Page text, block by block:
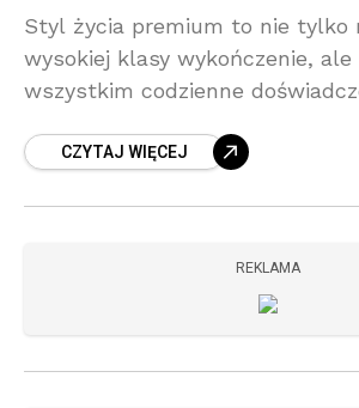
Styl życia premium to nie tylko
wysokiej klasy wykończenie, ale
wszystkim codzienne
wyjątkowe miejsca w
CZYTAJ WIĘCEJ
REKLAMA